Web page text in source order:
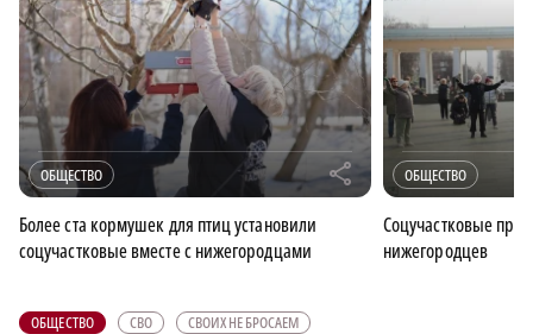
ОБЩЕСТВО r
Более ста кормушек для птиц установили
соцучастковые вместе с нижегородцами
ОБЩЕСТВО
Соцучастковые
нижегородцев
ОБЩЕСТВО СВО
СВОИХ НЕ БРОСАЕМ